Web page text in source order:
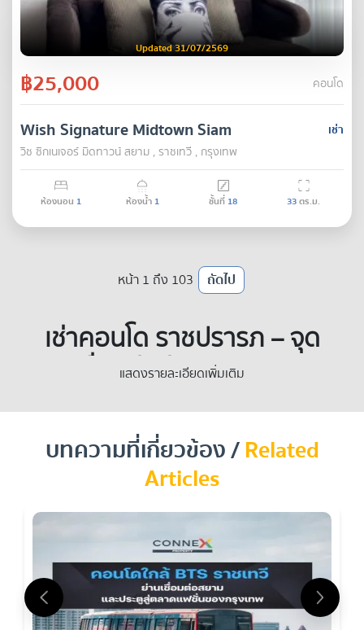
Updated 31/07/2569
฿25,000 คอนโด
เช่า
Wish Signature Midtown Siam
วิช ซิกเนเจอร์ มิดทาวน์ สยาม , ราชเทวี , กรุงเทพ
ห้องนอน 1 ห้องน้ำ 1 ชั้นที่ 18 33ตร.ม.
หน้า 1 ถึง 103 ถัดไป
เช่าคอนโด ราชปรารภ – จุด
เชื่อมต่อย่านธุรกิจและ
ศูนย์กลางแฟชั่นระดับสากล
บนทำเลที่เปลี่ยนทุกนาทีให้เป็น
โอกาส
แสดงรายละเอียดเพิ่มเติม
บทความที่เกี่ยวข้อง /Related
Articles